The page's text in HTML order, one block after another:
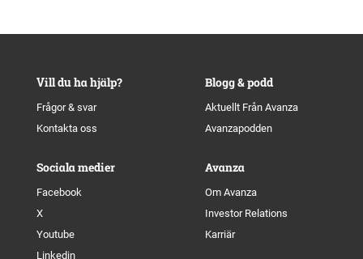
Vill du ha hjälp?
Frågor & svar
Kontakta oss
Blogg & podd
Aktuellt Från Avanza
Avanzapodden
Sociala medier
Facebook
X
Youtube
Linkedin
Avanza
Om Avanza
Investor Relations
Karriär